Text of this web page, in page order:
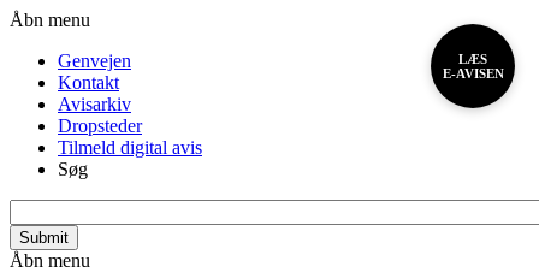
Gå
hovedindhold
Header
Åbn menu
Genvejen
Kontakt
Avisarkiv
Dropsteder
Tilmeld digital avis
Søg
Primær
Åbn menu
LÆS
E-AVISEN